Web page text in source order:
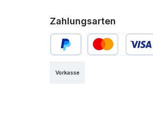
Zahlungsarten
Vorkasse